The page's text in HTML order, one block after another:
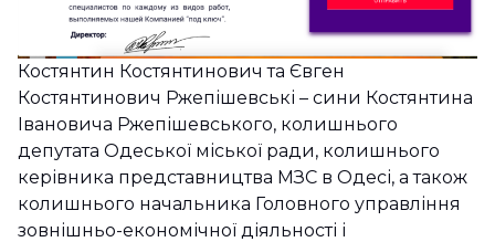
Костянтин Костянтинович та Євген
Костянтинович Ржепішевські – сини Костянтина
Івановича Ржепішевського, колишнього
депутата Одеської міської ради, колишнього
керівника представництва МЗС в Одесі, а також
колишнього начальника Головного управління
зовнішньо-економічної діяльності і